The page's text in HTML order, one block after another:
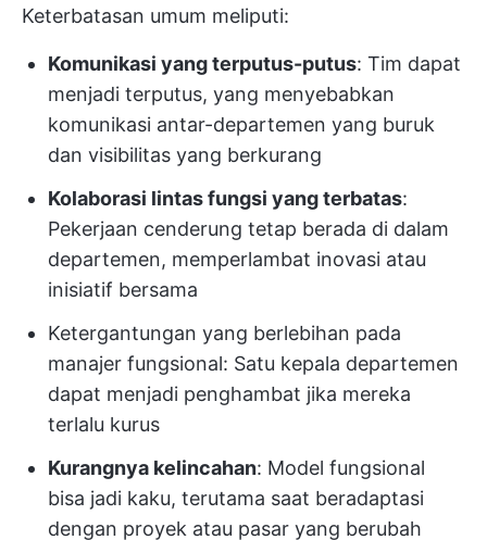
Keterbatasan umum meliputi:
Komunikasi yang terputus-putus: Tim dapat
menjadi terputus, yang menyebabkan
komunikasi antar-departemen yang buruk
dan visibilitas yang berkurang
Kolaborasi lintas fungsi yang terbatas:
Pekerjaan cenderung tetap berada di dalam
departemen, memperlambat inovasi atau
inisiatif bersama
Ketergantungan yang berlebihan pada
manajer fungsional: Satu kepala departemen
dapat menjadi penghambat jika mereka
terlalu kurus
Kurangnya kelincahan: Model fungsional
bisa jadi kaku, terutama saat beradaptasi
dengan proyek atau pasar yang berubah